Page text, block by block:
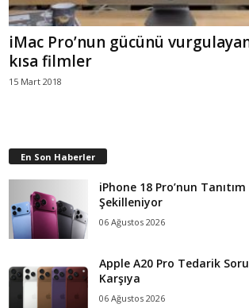
iMac Pro’nun gücünü
kısa filmler
15 Mart 2018
En Son Haberler
iPhone 18 Pro’nun
Şekilleniyor
06 Ağustos 2026
Apple A20 Pro Tedarik
Karşıya
06 Ağustos 2026